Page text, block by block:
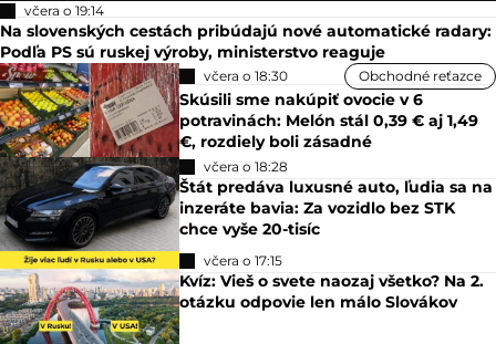
včera o 19:14
Na slovenských cestách pribúdajú nové automatické radary:
Podľa PS sú ruskej výroby, ministerstvo reaguje
včera o 18:30 Obchodné reťazce
Skúsili sme nakúpiť ovocie v 6
potravinách: Melón stál 0,39 € aj 1,49
€, rozdiely boli zásadné
včera o 18:28
Štát predáva luxusné auto, ľudia sa na
inzeráte bavia: Za vozidlo bez STK
chce vyše 20-tisíc
včera o 17:15
Kvíz: Vieš o svete naozaj všetko? Na 2.
otázku odpovie len málo Slovákov